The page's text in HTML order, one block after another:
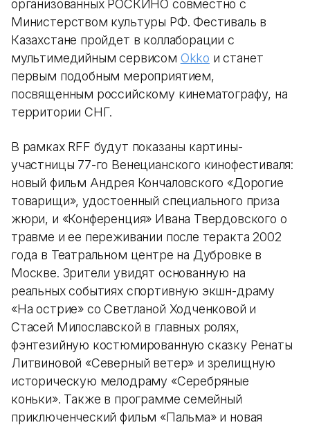
организованных РОСКИНО совместно с
Министерством культуры РФ. Фестиваль в
Казахстане пройдет в коллаборации с
мультимедийным сервисом Okko и станет
первым подобным мероприятием,
посвященным российскому кинематографу, на
территории СНГ.
В рамках RFF будут показаны картины-
участницы 77-го Венецианского кинофестиваля:
новый фильм Андрея Кончаловского «Дорогие
товарищи», удостоенный специального приза
жюри, и «Конференция» Ивана Твердовского о
травме и ее переживании после теракта 2002
года в Театральном центре на Дубровке в
Москве. Зрители увидят основанную на
реальных событиях спортивную экшн-драму
«На острие» со Светланой Ходченковой и
Стасей Милославской в главных ролях,
фэнтезийную костюмированную сказку Ренаты
Литвиновой «Северный ветер» и зрелищную
историческую мелодраму «Серебряные
коньки». Также в программе семейный
приключенческий фильм «Пальма» и новая